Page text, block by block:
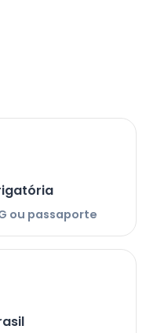
ou passaporte